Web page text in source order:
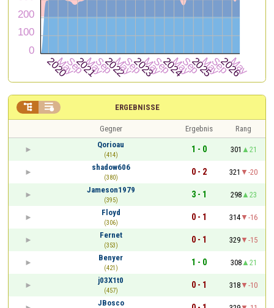
ERGEBNISSE
 
Gegner Ergebnis
Rang
Qorioau
(414)
1 - 0 301
21
shadow606
(380)
0 - 2 321
-20
Jameson1979
(395)
3 - 1 298
23
Floyd
(306)
0 - 1 314
-16
Fernet
(353)
0 - 1 329
-15
Benyer
(421)
1 - 0 308
21
j03X1t0
(457)
0 - 1 318
-10
JBosco